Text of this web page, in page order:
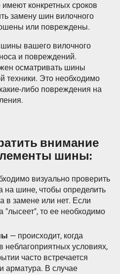
конкретных сроков
замену шин вилочного
или повреждены.
вашего вилочного
и повреждений.
осматривать шины
техники. Это необходимо
либо повреждения на
внимание
шины:
визуально проверить
на шине, чтобы определить
в замене или нет. Если
"лысеет", то ее необходимо
— происходит, когда
неблагоприятных условиях,
часто встречается
арматура. В случае